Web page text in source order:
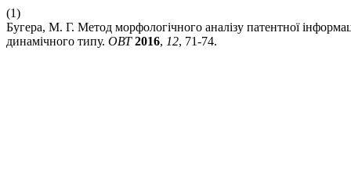
(1)
Бугера, М. Г. Метод морфологічного аналізу патентної
динамічного типу. ОВТ 2016, 12, 71-74.